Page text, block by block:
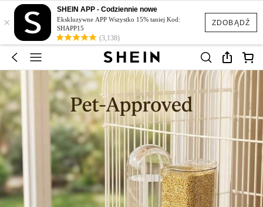
ZDOBĄDŹ
×
SHEIN APP - Codziennie nowe
Ekskluzywne APP Wszystko 15% taniej Kod:
SHAPP15
(3,138)